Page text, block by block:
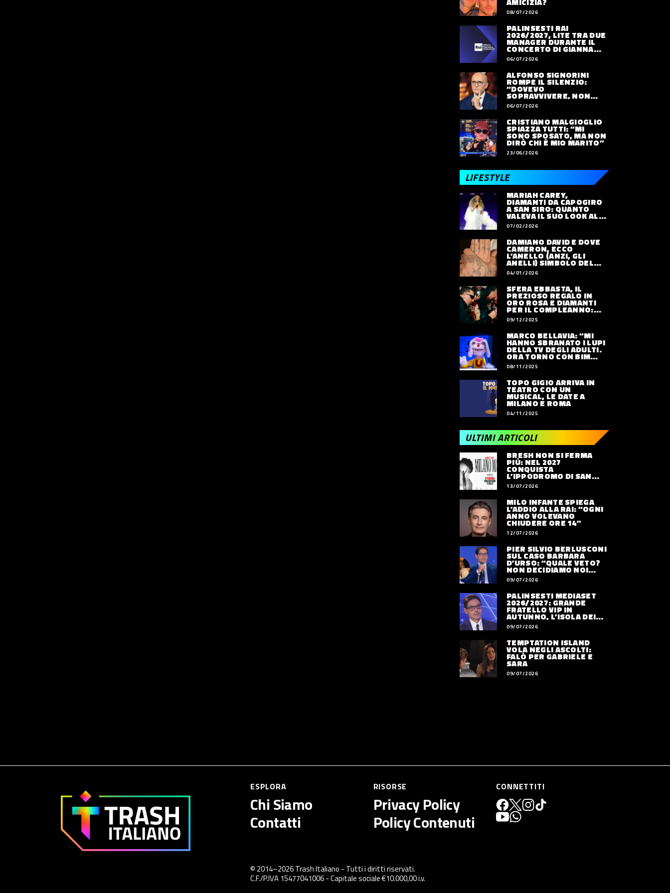
08/07/2026
PALINSESTI RAI
2026/2027, LITE TRA DUE
MANAGER DURANTE IL
CONCERTO DI GIANNA
NANNINI
06/07/2026
ALFONSO SIGNORINI
ROMPE IL SILENZIO:
“DOVEVO
SOPRAVVIVERE, NON
VIVERE”
06/07/2026
CRISTIANO MALGIOGLIO
SPIAZZA TUTTI: “MI
SONO SPOSATO, MA NON
DIRÒ CHI È MIO MARITO”
23/06/2026
LIFESTYLE
MARIAH CAREY,
DIAMANTI DA CAPOGIRO
A SAN SIRO: QUANTO
VALEVA IL SUO LOOK ALLE
OLIMPIADI
07/02/2026
DAMIANO DAVID E DOVE
CAMERON, ECCO
L’ANELLO (ANZI, GLI
ANELLI) SIMBOLO DEL
LORO AMORE
04/01/2026
SFERA EBBASTA, IL
PREZIOSO REGALO IN
ORO ROSA E DIAMANTI
PER IL COMPLEANNO:
QUANTO VALE
09/12/2025
MARCO BELLAVIA: “MI
HANNO SBRANATO I LUPI
DELLA TV DEGLI ADULTI.
ORA TORNO CON BIM
BUM BAM PARTY”
08/11/2025
TOPO GIGIO ARRIVA IN
TEATRO CON UN
MUSICAL, LE DATE A
MILANO E ROMA
04/11/2025
ULTIMI ARTICOLI
BRESH NON SI FERMA
PIÙ: NEL 2027
CONQUISTA
L’IPPODROMO DI SAN
SIRO CON “MILANO
MAREA”
13/07/2026
MILO INFANTE SPIEGA
L’ADDIO ALLA RAI: “OGNI
ANNO VOLEVANO
CHIUDERE ORE 14”
12/07/2026
PIER SILVIO BERLUSCONI
SUL CASO BARBARA
D’URSO: “QUALE VETO?
NON DECIDIAMO NOI
DOVE LAVORERÀ”
09/07/2026
PALINSESTI MEDIASET
2026/2027: GRANDE
FRATELLO VIP IN
AUTUNNO, L’ISOLA DEI
FAMOSI SLITTA AL 2027
09/07/2026
TEMPTATION ISLAND
VOLA NEGLI ASCOLTI:
FALÒ PER GABRIELE E
SARA
09/07/2026
ESPLORA
Chi Siamo
Contatti
RISORSE
Privacy Policy
Policy Contenuti
CONNETTITI
© 2014–2026Trash Italiano - Tutti i diritti riservati.
C.F./P.IVA 15477041006 - Capitale sociale €10.000,00 i.v.